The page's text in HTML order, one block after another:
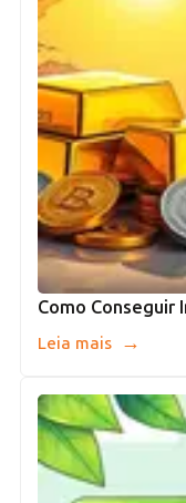
Como Conseguir
Leia mais →